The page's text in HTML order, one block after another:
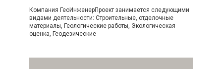
Компания ГеоИнженерПроект занимается следующими
видами деятельности: Строительные, отделочные
материалы, Геологические работы, Экологическая
оценка, Геодезические